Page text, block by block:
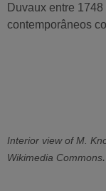
Duvaux entre
contemporâneos
Interior view of M.
Wikimedia Commons.